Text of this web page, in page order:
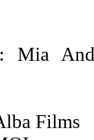
: Mia
Films